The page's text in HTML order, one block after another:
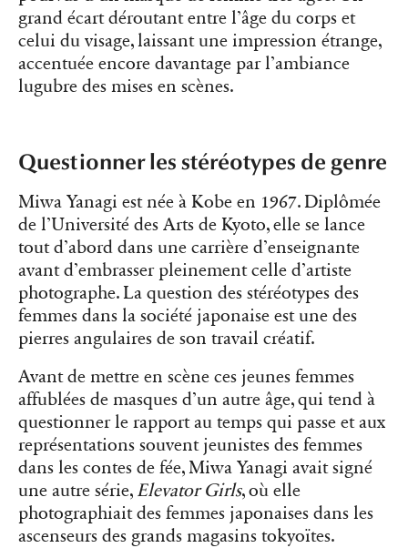
grand écart déroutant entre l’âge du corps et
celui du visage, laissant une impression étrange,
accentuée encore davantage par l’ambiance
lugubre des mises en scènes.
Questionner les stéréotypes de genre
Miwa Yanagi est née à Kobe en 1967. Diplômée
de l’Université des Arts de Kyoto, elle se lance
tout d’abord dans une carrière d’enseignante
avant d’embrasser pleinement celle d’artiste
photographe. La question des stéréotypes des
femmes dans la société japonaise est une des
pierres angulaires de son travail créatif.
Avant de mettre en scène ces jeunes femmes
affublées de masques d’un autre âge, qui tend à
questionner le rapport au temps qui passe et aux
représentations souvent jeunistes des femmes
dans les contes de fée, Miwa Yanagi avait signé
une autre série, Elevator Girls, où elle
photographiait des femmes japonaises dans les
ascenseurs des grands magasins tokyoïtes.